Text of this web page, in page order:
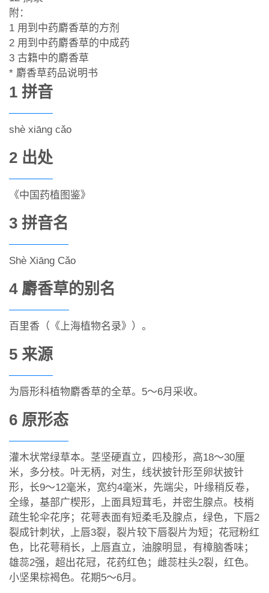
附：
1 用到中药麝香草的方剂
2 用到中药麝香草的中成药
3 古籍中的麝香草
* 麝香草药品说明书
1 拼音
shè xiāng cǎo
2 出处
《中国药植图鉴》
3 拼音名
Shè Xiānɡ Cǎo
4 麝香草的别名
百里香（《上海植物名录》）。
5 来源
为唇形科植物麝香草的全草。5～6月采收。
6 原形态
灌木状常绿草本。茎坚硬直立，四棱形，高18～30厘
米，多分枝。叶无柄，对生，线状披针形至卵状披针
形，长9～12毫米，宽约4毫米，先端尖，叶缘稍反卷，
全缘，基部广楔形，上面具短茸毛，并密生腺点。枝梢
疏生轮伞花序；花萼表面有短柔毛及腺点，绿色，下唇2
裂成针刺状，上唇3裂，裂片较下唇裂片为短；花冠粉红
色，比花萼稍长，上唇直立，油腺明显，有樟脑香味；
雄蕊2强，超出花冠，花药红色；雌蕊柱头2裂，红色。
小坚果棕褐色。花期5～6月。